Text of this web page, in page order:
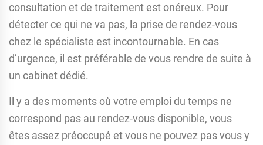
consultation et de traitement est onéreux. Pour
détecter ce qui ne va pas, la prise de rendez-vous
chez le spécialiste est incontournable. En cas
d’urgence, il est préférable de vous rendre de suite à
un cabinet dédié.
Il y a des moments où votre emploi du temps ne
correspond pas au rendez-vous disponible, vous
êtes assez préoccupé et vous ne pouvez pas vous y